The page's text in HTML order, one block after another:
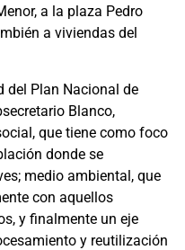
a la plaza Pedro
a viviendas del
del Plan Nacional de
Blanco,
que tiene como foco
donde se
medio ambiental, que
con aquellos
y finalmente un eje
y reutilización